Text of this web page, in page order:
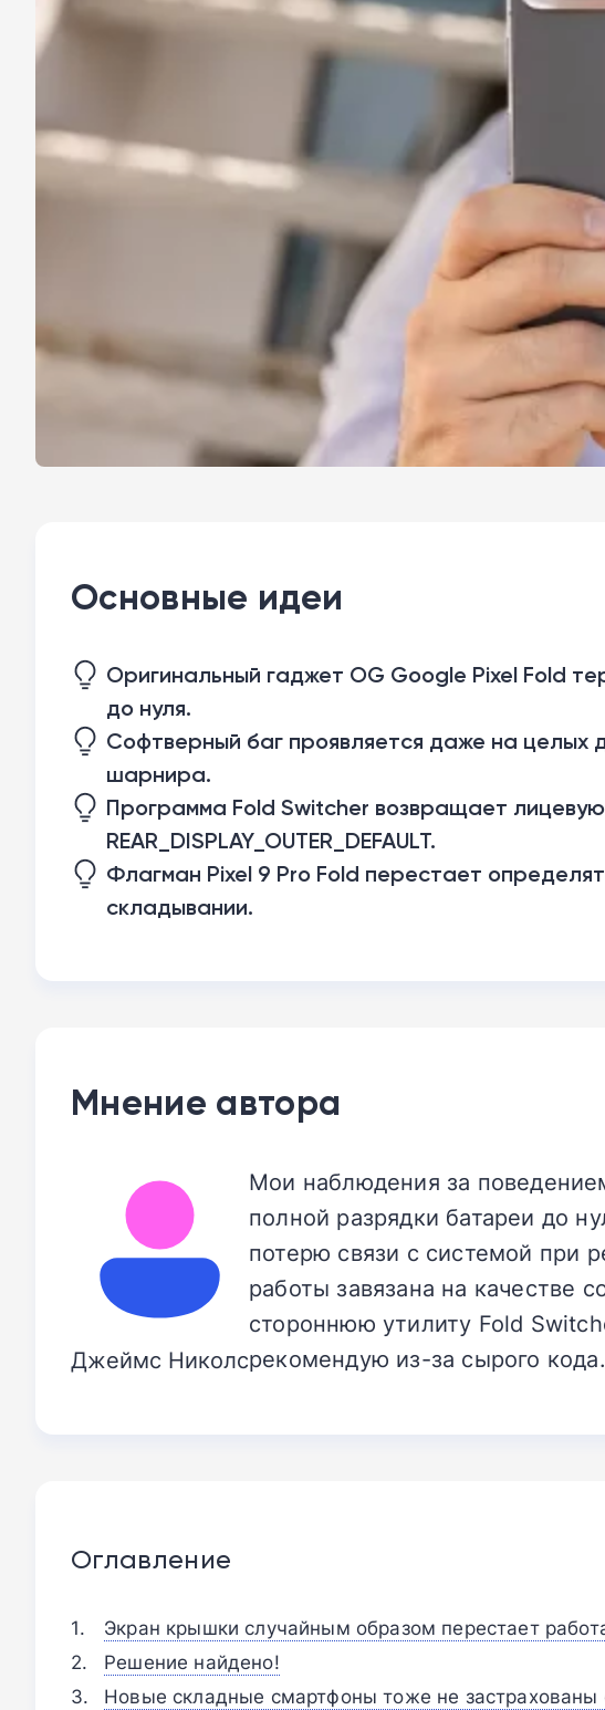
Основные идеи
Оригинальный гаджет OG Google Pixel Fold
до нуля.
Софтверный баг проявляется даже на целых
шарнира.
Программа Fold Switcher возвращает
REAR_DISPLAY_OUTER_DEFAULT.
Флагман Pixel 9 Pro Fold перестает
складывании.
Мнение автора
Джеймс Николс
Мои наблюдения за
полной разрядки батареи до
потерю связи с системой при
работы завязана на качестве
стороннюю утилиту Fold
рекомендую из-за сырого кода.
Оглавление
Экран крышки случайным образом перестает
Решение найдено!
Новые складные смартфоны тоже не застрахованы